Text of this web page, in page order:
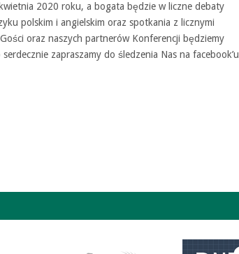
2020 roku, a bogata będzie w liczne debaty
polskim i angielskim oraz spotkania z licznymi
oraz naszych partnerów Konferencji będziemy
zapraszamy do śledzenia Nas na facebook’u